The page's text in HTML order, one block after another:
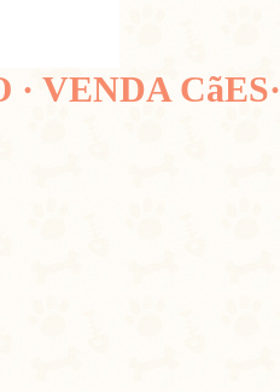
VENDA CãES·